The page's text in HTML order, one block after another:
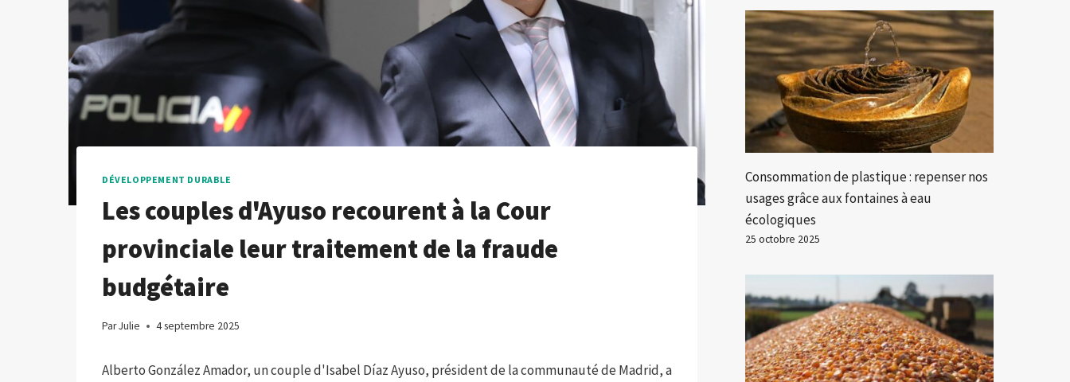
DÉVELOPPEMENT DURABLE
Les couples d'Ayuso recourent à la Cour
provinciale leur traitement de la fraude
budgétaire
ParJulie 4 septembre 2025
Alberto González Amador, un couple d'Isabel Díaz Ayuso, président de la communauté de Madrid, a
Consommation de plastique : repenser nos
usages grâce aux fontaines à eau
écologiques
25 octobre 2025